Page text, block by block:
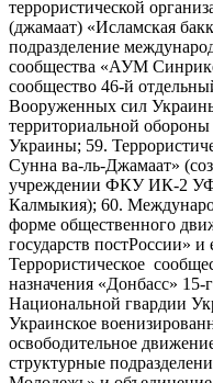
террористической
(джамаат) «Исламская
подразделение
сообщества «АУМ
сообщество 46-й
Вооруженных сил
территориальной
Украины; 59.
Сунна ва-ль-Джамаат»
учреждении ФКУ ИК-2
Калмыкия); 60.
форме общественного
государств постРоссии»
Террористическое
назначения «Донбасс» 15-
Национальной гвардии
Украинское
освободительное
структурные